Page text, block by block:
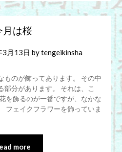
月は桜
3月13日 bytengeikinsha
ものが飾ってあります。 その中
部分があります。 それは、こ
を飾るのが一番ですが、なかな
フェイクフラワーを飾っていま
more